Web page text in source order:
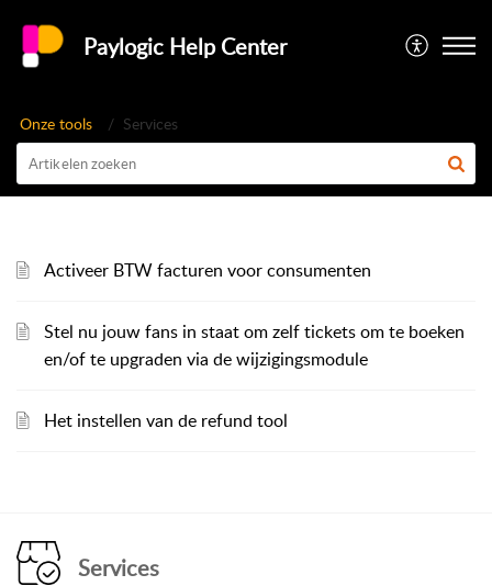
Paylogic Help Center
Onze tools Services
Activeer BTW facturen voor consumenten
Stel nu jouw fans in staat om zelf tickets om te boeken
en/of te upgraden via de wijzigingsmodule
Het instellen van de refund tool
Services